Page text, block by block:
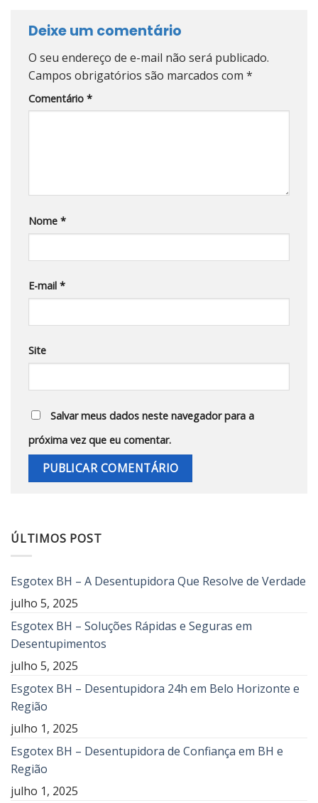
Deixe um comentário
O seu endereço de e-mail não será publicado.
Campos obrigatórios são marcados com *
Comentário *
Nome *
E-mail *
Site
Salvar meus dados neste navegador para a
próxima vez que eu comentar.
ÚLTIMOS POST
Esgotex BH – A Desentupidora Que Resolve de Verdade
julho 5, 2025
Esgotex BH – Soluções Rápidas e Seguras em
Desentupimentos
julho 5, 2025
Esgotex BH – Desentupidora 24h em Belo Horizonte e
Região
julho 1, 2025
Esgotex BH – Desentupidora de Confiança em BH e
Região
julho 1, 2025